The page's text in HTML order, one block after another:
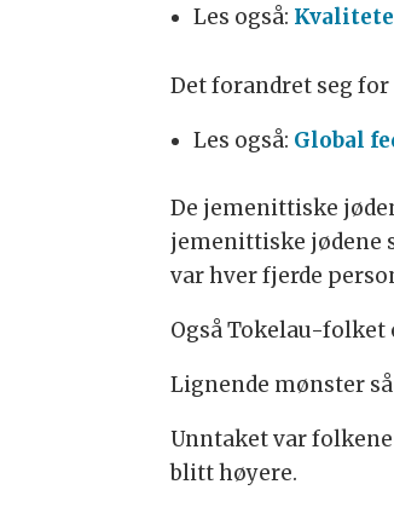
Les også:
Det forandret seg
Les også: Global
De jemenittiske
jemenittiske jødene
var hver fjerde
Også Tokelau-folket
Lignende mønster
Unntaket var
blitt høyere.